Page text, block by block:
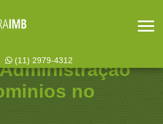
(11) 2979-4312
no